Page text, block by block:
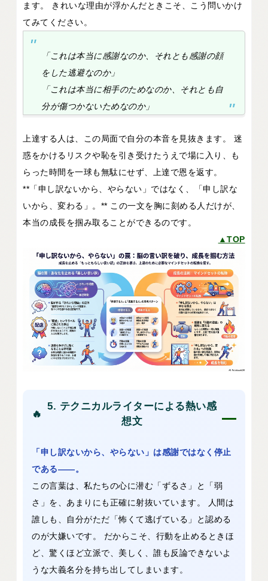
ます。 きれいな理由が浮かんだときこそ、こう問いかけ
てみてください。
「これは本当に感謝なのか、それとも感謝の顔
をした逃避なのか」
「これは本当に相手のためなのか、それとも自
分が傷つかないためなのか」
上達する人は、この局面で自分の本音を見抜きます。 迷
惑をかけるリスクや恥を引き受けたうえで場に入り、も
らった時間を一球も無駄にせず、上達で恩を返す。
**「申し訳ないから、やらない」ではなく、「申し訳な
いから、変わる」。** この一文を胸に刻める人だけが、
本当の成長を掴み取ることができるのです。
▲TOP
🔥
5. テクニカルライターによる熱い感
想文
「申し訳ないから、やらない」は感謝ではなく停止
である――。
この言葉は、私たちの心に潜む「ずるさ」と「弱
さ」を、あまりにも正確に射抜いています。 人間は
誰しも、自分がただ「怖くて逃げている」と認める
のが大嫌いです。 だからこそ、行動を止めるときほ
ど、驚くほど立派で、美しく、誰も反論できないよ
うな大義名分を持ち出してしまいます。